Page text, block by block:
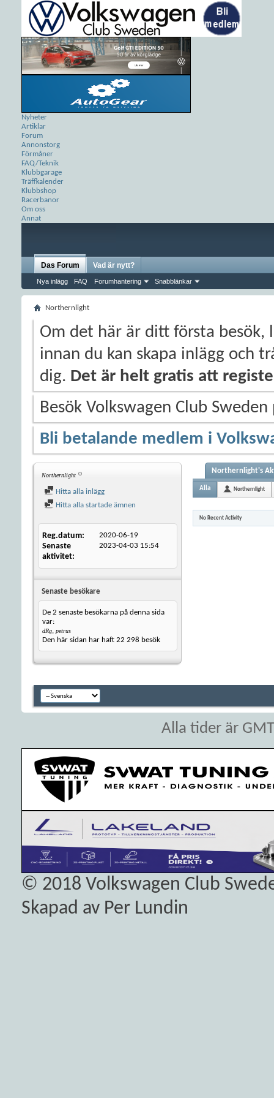
Nyheter
Artiklar
Forum
Annonstorg
Förmåner
FAQ/Teknik
Klubbgarage
Träffkalender
Klubbshop
Racerbanor
Om oss
Annat
Das Forum
Nya inlägg FAQ Forumhantering Snabblänkar
Vad är nytt?
Northernlight
Om det här är ditt första besök,
innan du kan skapa inlägg och
dig. Det är helt gratis att
Besök Volkswagen Club
Bli betalande medlem i
Northernlight
Hitta alla inlägg
Hitta alla startade ämnen
Reg.datum 2020-06-19
Senaste
aktivitet
2023-04-03 15:54
Senaste besökare
De 2 senaste besökarna på denna sida
var:
dRg, petrus
Den här sidan har haft 22 298 besök
Northernlight's
Alla Northernlight
No Recent Activity
Alla tider är
© 2018 Volkswagen Club
Skapad av Per Lundin